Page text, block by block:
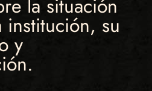
la situación
institución, su
y